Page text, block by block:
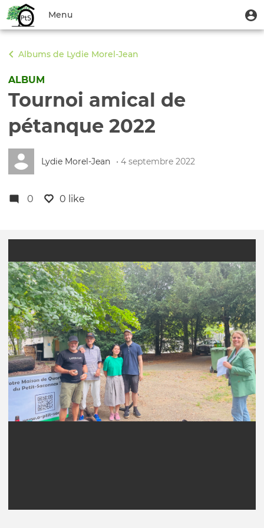
contenu
Menu
du
compte
de
l'utilisateur
Menu
Toggle
navigation
Albums de Lydie Morel-Jean
ALBUM
Tournoi amical de
pétanque 2022
Lydie Morel-Jean • 4 septembre 2022
0 0 like